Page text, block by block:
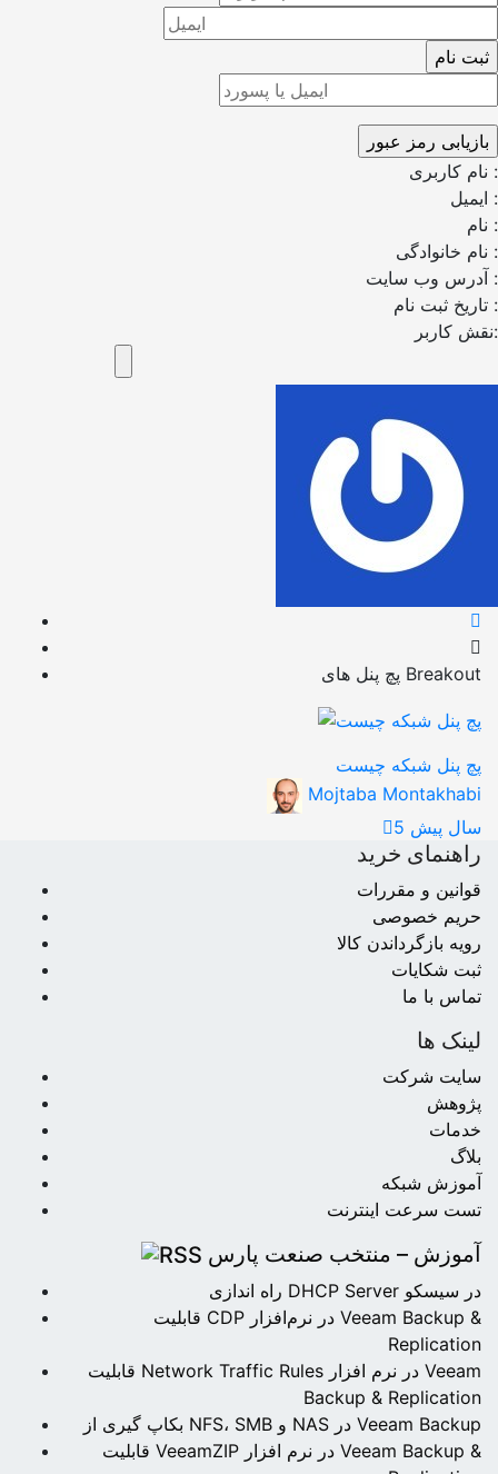
نام کاربری :
ایمیل :
نام :
نام خانوادگی :
آدرس وب سایت :
تاریخ ثبت نام :
نقش کاربر:
پچ پنل های Breakout
پچ پنل شبکه چیست
Mojtaba Montakhabi
5 سال پیش
راهنمای خرید
قوانین و مقررات
حریم خصوصی
رویه بازگرداندن کالا
ثبت شکایات
تماس با ما
لینک ها
سایت شرکت
پژوهش
خدمات
بلاگ
آموزش شبکه
تست سرعت اینترنت
آموزش – منتخب صنعت پارس
راه اندازی DHCP Server در سیسکو
قابلیت CDP در نرم‌افزار Veeam Backup &
Replication
قابلیت Network Traffic Rules در نرم افزار Veeam
Backup & Replication
بکاپ گیری از NFS، SMB و NAS در Veeam Backup
قابلیت VeeamZIP در نرم افزار Veeam Backup &